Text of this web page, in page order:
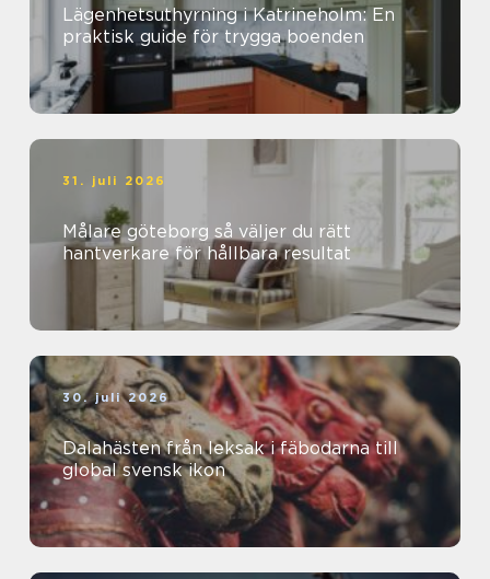
Lägenhetsuthyrning i Katrineholm: En
praktisk guide för trygga boenden
31. juli 2026
Målare göteborg så väljer du rätt
hantverkare för hållbara resultat
30. juli 2026
Dalahästen från leksak i fäbodarna till
global svensk ikon